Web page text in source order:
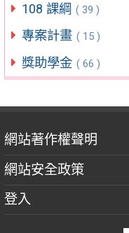
108 課綱 ( 39 )
專案計畫 ( 15 )
獎助學金 ( 66 )
網站著作權聲明
網站安全政策
登入